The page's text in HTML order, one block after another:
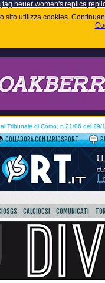
tag heuer women's replica
sito utilizza cookies.
Tribunale di Como, n.21/06 del 29/
COLLABORA CON LARIOSPORT
CALCIOCSI COMUNICATI